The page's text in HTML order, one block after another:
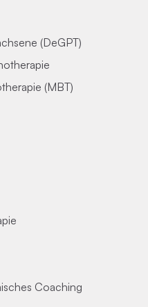
(DeGPT)
(MBT)
Coaching